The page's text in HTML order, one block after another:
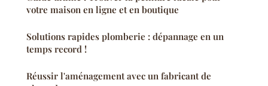
votre maison en ligne et en boutique
Solutions rapides plomberie : dépannage en un
temps record !
Réussir l'aménagement avec un fabricant de